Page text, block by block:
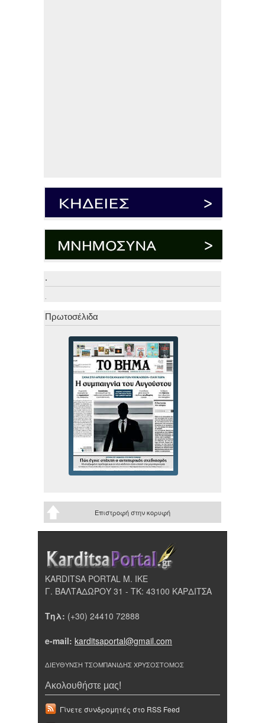
.
Πρωτοσέλιδα
Επιστροφή στην κορυφή
KARDITSA PORTAL Μ. ΙΚΕ
Γ. ΒΑΛΤΑΔΩΡΟΥ 31 - ΤΚ: 43100 ΚΑΡΔΙΤΣΑ
Τηλ: (+30) 24410 72888
e-mail: karditsaportal@gmail.com
ΔΙΕΥΘΥΝΣΗ ΤΣΟΜΠΑΝΙΔΗΣ ΧΡΥΣΟΣΤΟΜΟΣ
Ακολουθήστε μας!
Γίνετε συνδρομητές στο RSS Feed